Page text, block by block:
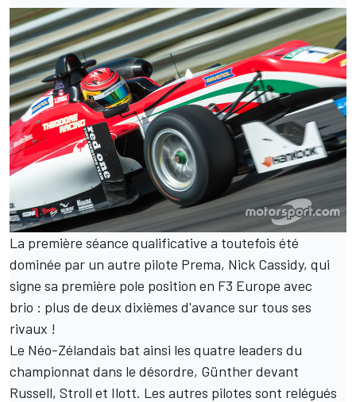
La première séance qualificative a toutefois été
dominée par un autre pilote Prema, Nick Cassidy, qui
signe sa première pole position en F3 Europe avec
brio : plus de deux dixièmes d'avance sur tous ses
rivaux !
Le Néo-Zélandais bat ainsi les quatre leaders du
championnat dans le désordre, Günther devant
Russell, Stroll et Ilott. Les autres pilotes sont relégués